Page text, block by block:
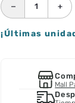
＋
－
¡Últimas
Mall